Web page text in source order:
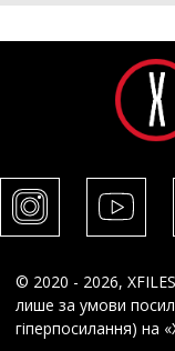
© 2020 - 2026,
лише за умови
гіперпосилання) на